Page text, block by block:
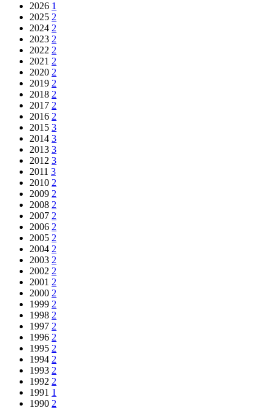
2026 1
2025 2
2024 2
2023 2
2022 2
2021 2
2020 2
2019 2
2018 2
2017 2
2016 2
2015 3
2014 3
2013 3
2012 3
2011 3
2010 2
2009 2
2008 2
2007 2
2006 2
2005 2
2004 2
2003 2
2002 2
2001 2
2000 2
1999 2
1998 2
1997 2
1996 2
1995 2
1994 2
1993 2
1992 2
1991 1
1990 2